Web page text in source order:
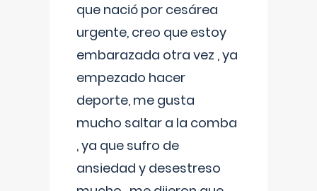
que nació por cesárea
urgente, creo que estoy
embarazada otra vez , ya
empezado hacer
deporte, me gusta
mucho saltar a la comba
, ya que sufro de
ansiedad y desestreso